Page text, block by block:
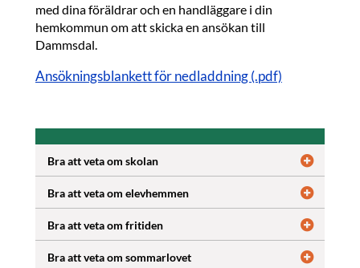
med dina föräldrar och en handläggare i din
hemkommun om att skicka en ansökan till
Dammsdal.
Ansökningsblankett för nedladdning (.pdf)
Bra att veta om skolan
Bra att veta om elevhemmen
Bra att veta om fritiden
Bra att veta om sommarlovet